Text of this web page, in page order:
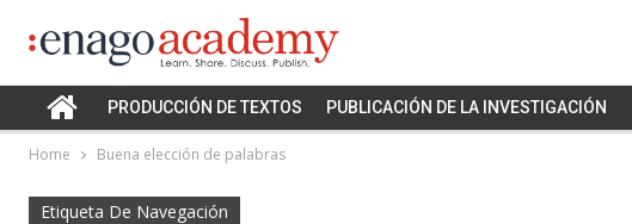
PRODUCCIÓN DE TEXTOS PUBLICACIÓN DE LA INVESTIGACIÓN
Home Buena elección de palabras
Etiqueta De Navegación